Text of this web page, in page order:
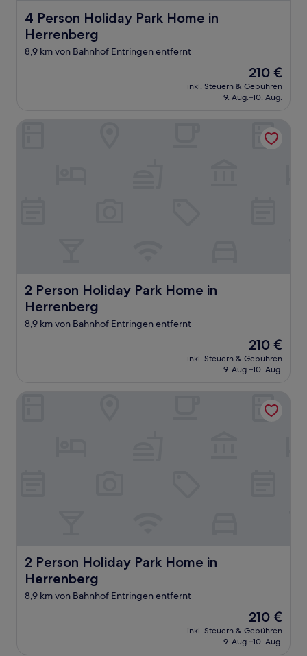
4 Person Holiday Park Home in
Herrenberg
4 Person Holiday Park Home in Herrenberg
8,9 km von Bahnhof Entringen entfernt
Der
Preis
beträgt
210 €
inkl. Steuern & Gebühren
9. Aug.–10. Aug.
2 Person Holiday Park Home in
Herrenberg
2 Person Holiday Park Home in Herrenberg
8,9 km von Bahnhof Entringen entfernt
Der
Preis
beträgt
210 €
inkl. Steuern & Gebühren
9. Aug.–10. Aug.
2 Person Holiday Park Home in
Herrenberg
2 Person Holiday Park Home in Herrenberg
8,9 km von Bahnhof Entringen entfernt
Der
Preis
beträgt
210 €
inkl. Steuern & Gebühren
9. Aug.–10. Aug.